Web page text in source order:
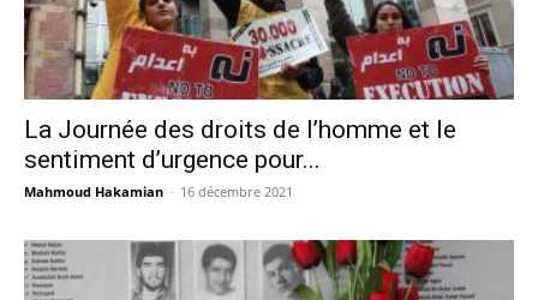
La Journée des droits de l’homme et le
sentiment d’urgence pour...
Mahmoud Hakamian - 16 décembre 2021